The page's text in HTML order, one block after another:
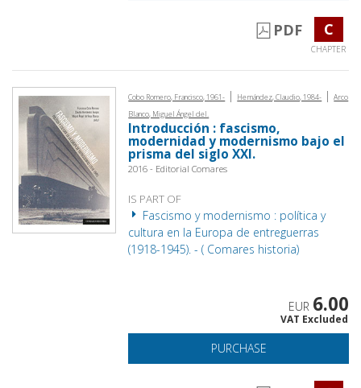
PDF C
CHAPTER
Cobo Romero, Francisco, 1961- | Hernández, Claudio, 1984- | Arco
Blanco, Miguel Ángel del.
Introducción : fascismo,
modernidad y modernismo bajo el
prisma del siglo XXI.
2016 - Editorial Comares
IS PART OF
Fascismo y modernismo : política y
cultura en la Europa de entreguerras
(1918-1945). - ( Comares historia)
EUR 6.00
VAT Excluded
PURCHASE